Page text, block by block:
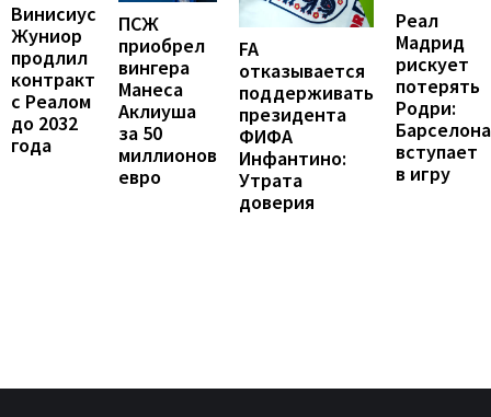
Винисиус
Жуниор
продлил
контракт
с Реалом
до 2032
года
ПСЖ
приобрел
вингера
Манеса
Аклиуша
за 50
миллионов
евро
FA
отказывается
поддерживать
президента
ФИФА
Инфантино:
Утрата
доверия
Реал
Мадрид
рискует
потерять
Родри:
Барселона
вступает
в игру